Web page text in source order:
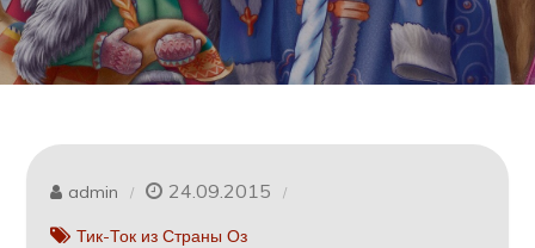
admin 24.09.2015
Тик-Ток из Страны Оз